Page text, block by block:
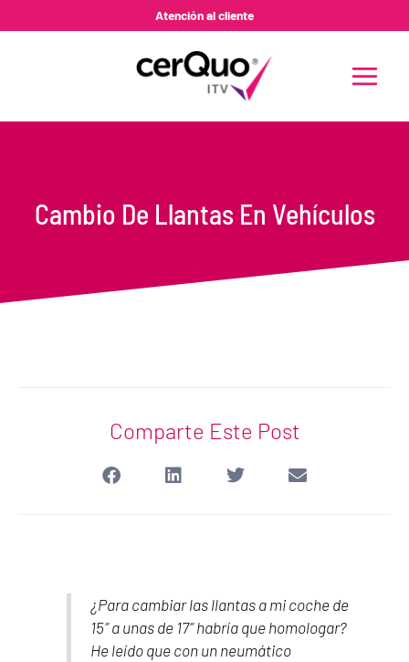
Atención al cliente
MENU
Cambio De Llantas En Vehículos
Comparte Este Post
¿Para cambiar las llantas a mi coche de
15″ a unas de 17″ habría que homologar?
He leído que con un neumático